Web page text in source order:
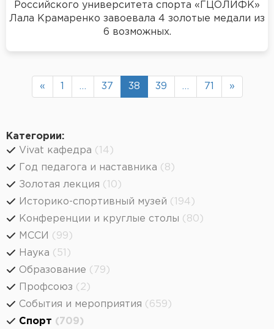
Российского университета спорта «ГЦОЛИФК»
Лала Крамаренко завоевала 4 золотые медали из
6 возможных.
« … 37 38 39 … 71 »
Категории:
Vivat кафедра (14)
Год педагога и наставника (8)
Золотая лекция (10)
Историко-спортивный музей (194)
Конференции и круглые столы (80)
МССИ (99)
Наука (51)
Образование (79)
Профсоюз (2)
События и мероприятия (659)
Спорт (709)